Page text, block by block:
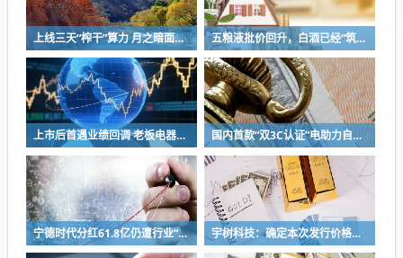
上线三天“榨干”算力 月之暗面被Kimi K3“逼”着IPO 五粮液批价回升，白酒已经“筑底”？
上市后首遇业绩回调 老板电器将完成代际交棒 少帅掌舵闯存量周期 国内首款“双3C认证”电助力自行车上市，京东京造率先完成全链路安全认证
宁德时代分红61.8亿仍遭行业“去宁德化” 曾毓群的“尊重考题”该怎么答？ 宇树科技：确定本次发行价格为 150.80元/股